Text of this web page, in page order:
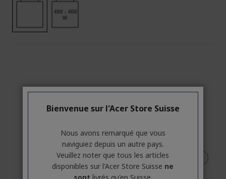
400 - 400
W
Bienvenue sur l'Acer Store Suisse
Nous avons remarqué que vous
naviguiez depuis un autre pays.
Veuillez noter que tous les articles
disponibles sur l'Acer Store Suisse ne